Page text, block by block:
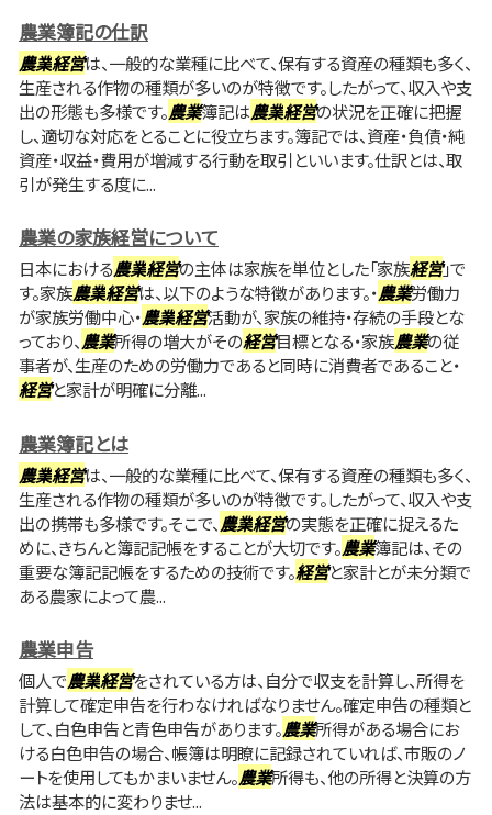
農業簿記の仕訳
農業経営は、一般的な業種に比べて、保有する資産の種類も多く、
生産される作物の種類が多いのが特徴です。したがって、収入や支
出の形態も多様です。農業簿記は農業経営の状況を正確に把握
し、適切な対応をとることに役立ちます。簿記では、資産・負債・純
資産・収益・費用が増減する行動を取引といいます。仕訳とは、取
引が発生する度に...
農業の家族経営について
日本における農業経営の主体は家族を単位とした「家族経営」で
す。家族農業経営は、以下のような特徴があります。・農業労働力
が家族労働中心・農業経営活動が、家族の維持・存続の手段とな
っており、農業所得の増大がその経営目標となる・家族農業の従
事者が、生産のための労働力であると同時に消費者であること・
経営と家計が明確に分離...
農業簿記とは
農業経営は、一般的な業種に比べて、保有する資産の種類も多く、
生産される作物の種類が多いのが特徴です。したがって、収入や支
出の携帯も多様です。そこで、農業経営の実態を正確に捉えるた
めに、きちんと簿記記帳をすることが大切です。農業簿記は、その
重要な簿記記帳をするための技術です。経営と家計とが未分類で
ある農家によって農...
農業申告
個人で農業経営をされている方は、自分で収支を計算し、所得を
計算して確定申告を行わなければなりません。確定申告の種類と
して、白色申告と青色申告があります。農業所得がある場合にお
ける白色申告の場合、帳簿は明瞭に記録されていれば、市販のノ
ートを使用してもかまいません。農業所得も、他の所得と決算の方
法は基本的に変わりませ...